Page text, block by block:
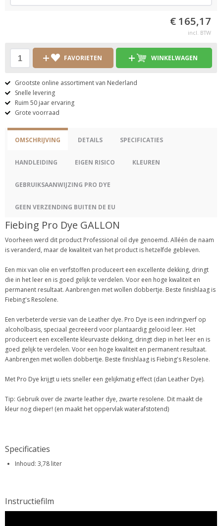
€ 165,17
incl. BTW
FAVORIETEN WINKELWAGEN
Grootste online assortiment van Nederland
Snelle levering
Ruim 50 jaar ervaring
Grote voorraad
OMSCHRIJVING DETAILS SPECIFICATIES
HANDLEIDING EIGEN RISICO KLEUREN
GEBRUIKSAANWIJZING PRO DYE
GEEN VERZENDING BUITEN DE EU
Fiebing Pro Dye GALLON
Voorheen werd dit product Professional oil dye genoemd. Alléén de naam
is veranderd, maar de kwaliteit van het product is hetzelfde gebleven.
Een mix van olie en verfstoffen produceert een excellente dekking, dringt
die in het leer en is goed gelijk te verdelen. Voor een hoge kwaliteit en
permanent resultaat. Aanbrengen met wollen dobbertje. Beste finishlaag is
Fiebing's Resolene.
Een verbeterde versie van de Leather dye. Pro Dye is een indringverf op
alcoholbasis, speciaal gecreëerd voor plantaardig gelooid leer. Het
produceert een excellente kleurvaste dekking, dringt diep in het leer en is
goed gelijk te verdelen. Voor een hoge kwaliteit en permanent resultaat.
Aanbrengen met wollen dobbertje. Beste finishlaag is Fiebing's Resolene.
Met Pro Dye krijgt u iets sneller een gelijkmatig effect (dan Leather Dye).
Tip: Gebruik over de zwarte leather dye, zwarte resolene. Dit maakt de
kleur nog dieper! (en maakt het oppervlak waterafstotend)
Specificaties
Inhoud: 3,78 liter
Instructiefilm